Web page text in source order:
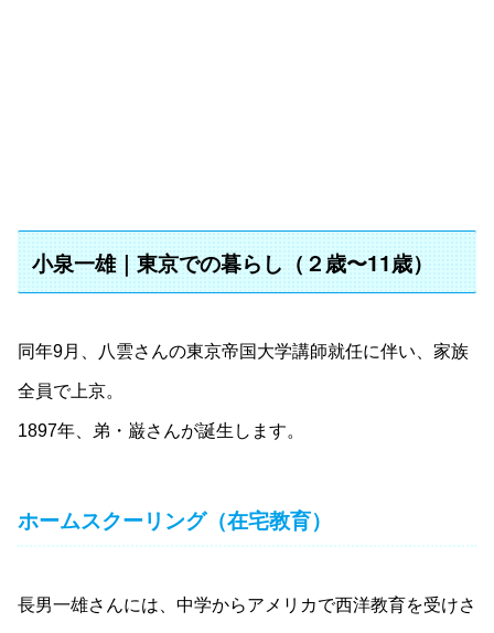
小泉一雄｜東京での暮らし（２歳〜11歳）
同年9月、八雲さんの東京帝国大学講師就任に伴い、家族
全員で上京。
1897年、弟・巌さんが誕生します。
ホームスクーリング（在宅教育）
長男一雄さんには、中学からアメリカで西洋教育を受けさ